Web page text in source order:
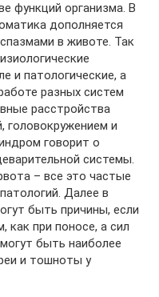
функций организма. В
дополняется
в животе. Так
и патологические, а
разных систем
расстройства
головокружением и
говорит о
системы.
– все это частые
Далее в
быть причины, если
как при поносе, а сил
быть наиболее
и тошноты у